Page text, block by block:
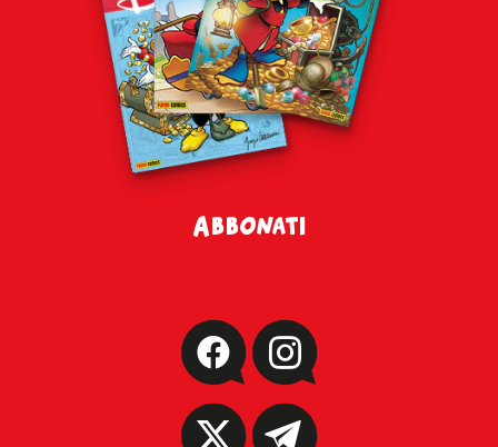
Abbonati